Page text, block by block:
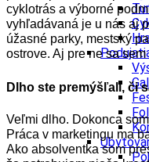
cyklotrás a výborné
vyhľadávaná je u nás aj
úžasné parky, mestský
ostrove. Aj pre ne sa
Dlho ste premýšľali, či
Veľmi dlho. Dokonca
Práca v marketingu ma
Ako absolventka som